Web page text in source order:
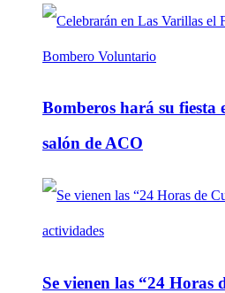
Bomberos hará su fiesta
salón de ACO
Se vienen las “24 Horas